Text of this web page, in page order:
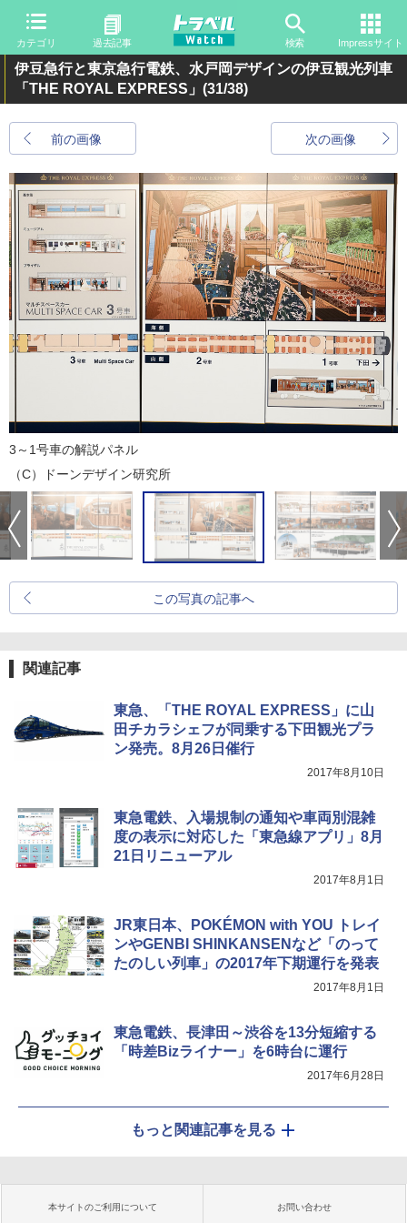
カテゴリ 過去記事 検索 Impressサイト
伊豆急行と東京急行電鉄、水戸岡デザインの伊豆観光列車
「THE ROYAL EXPRESS」 (31/38)
前の画像 次の画像
3～1号車の解説パネル
（C）ドーンデザイン研究所
この写真の記事へ
関連記事
東急、「THE ROYAL EXPRESS」に山
田チカラシェフが同乗する下田観光プラ
ン発売。8月26日催行
2017年8月10日
東急電鉄、入場規制の通知や車両別混雑
度の表示に対応した「東急線アプリ」8月
21日リニューアル
2017年8月1日
JR東日本、POKÉMON with YOU トレイ
ンやGENBI SHINKANSENなど「のって
たのしい列車」の2017年下期運行を発表
2017年8月1日
東急電鉄、長津田～渋谷を13分短縮する
「時差Bizライナー」を6時台に運行
2017年6月28日
もっと関連記事を見る
本サイトのご利用について お問い合わせ